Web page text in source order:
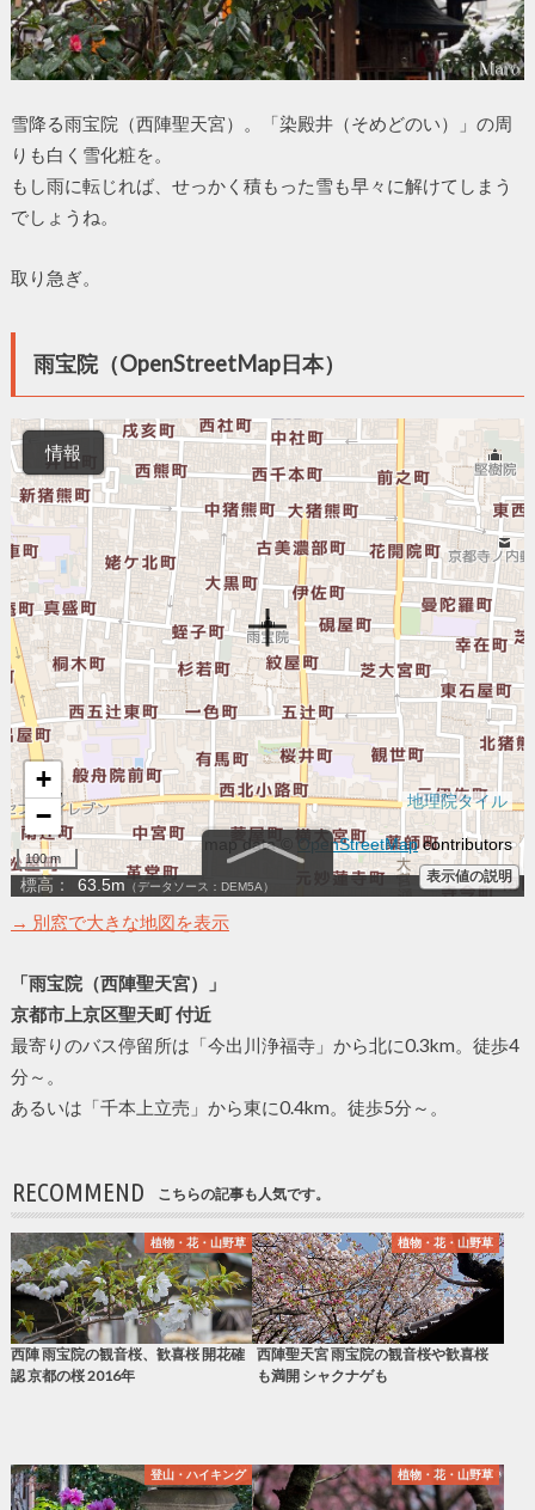
雪降る雨宝院（西陣聖天宮）。「染殿井（そめどのい）」の周
りも白く雪化粧を。
もし雨に転じれば、せっかく積もった雪も早々に解けてしまう
でしょうね。
取り急ぎ。
雨宝院（OpenStreetMap日本）
→ 別窓で大きな地図を表示
「雨宝院（西陣聖天宮）」
京都市上京区聖天町 付近
最寄りのバス停留所は「今出川浄福寺」から北に0.3km。徒歩4
分～。
あるいは「千本上立売」から東に0.4km。徒歩5分～。
RECOMMEND こちらの記事も人気です。
植物・花・山野草
西陣 雨宝院の観音桜、歓喜桜 開花確
認 京都の桜 2016年
植物・花・山野草
西陣聖天宮 雨宝院の観音桜や歓喜桜
も満開 シャクナゲも
登山・ハイキング 植物・花・山野草